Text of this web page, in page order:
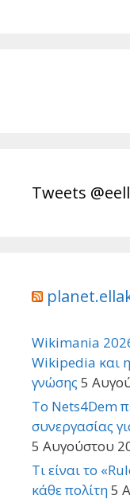
Tweets
Wikimania
Wikipedia και
γνώσης 5
Το Nets4Dem
συνεργασίας
5 Αυγούστου
Τι είναι το
κάθε πολίτη5